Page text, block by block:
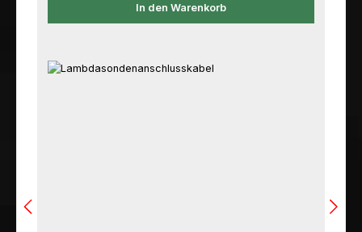
In den Warenkorb